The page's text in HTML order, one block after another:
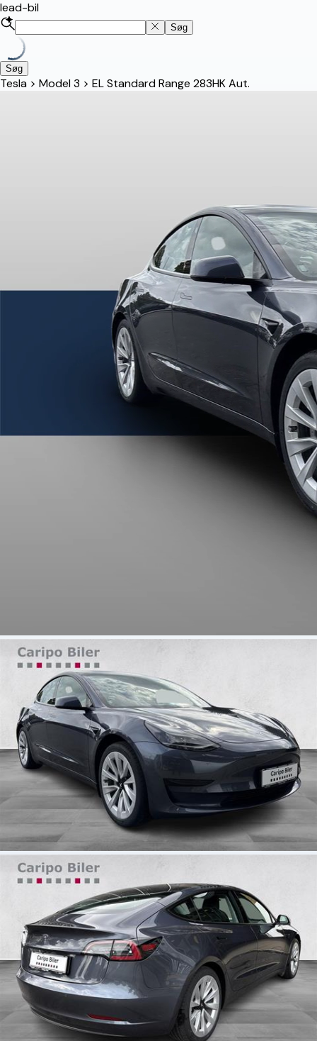
lead-bil
Søg
Søg
Tesla > Model 3 > EL Standard Range 283HK Aut.